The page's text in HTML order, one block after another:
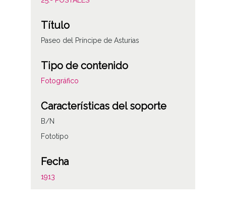
Título
Paseo del Príncipe de Asturias
Tipo de contenido
Fotográfico
Características del soporte
B/N
Fototipo
Fecha
1913